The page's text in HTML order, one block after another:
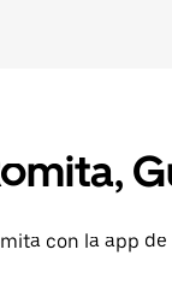
con la app